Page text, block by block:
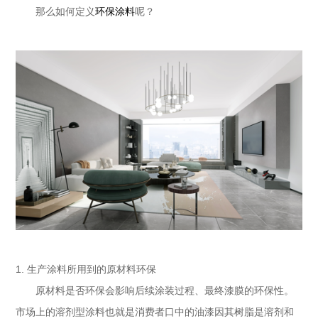
那么如何定义环保涂料呢？
1.生产涂料所用到的原材料环保
原材料是否环保会影响后续涂装过程、最终漆膜的环保性。
市场上的溶剂型涂料也就是消费者口中的油漆因其树脂是溶剂和